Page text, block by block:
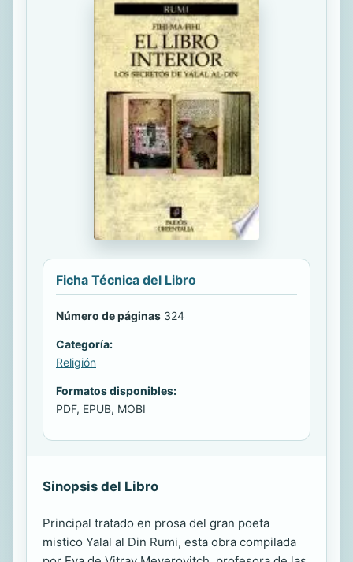
Ficha Técnica del Libro
Número de páginas 324
Categoría:
Religión
Formatos disponibles:
PDF, EPUB, MOBI
Sinopsis del Libro
Principal tratado en prosa del gran poeta
mistico Yalal al Din Rumi, esta obra compilada